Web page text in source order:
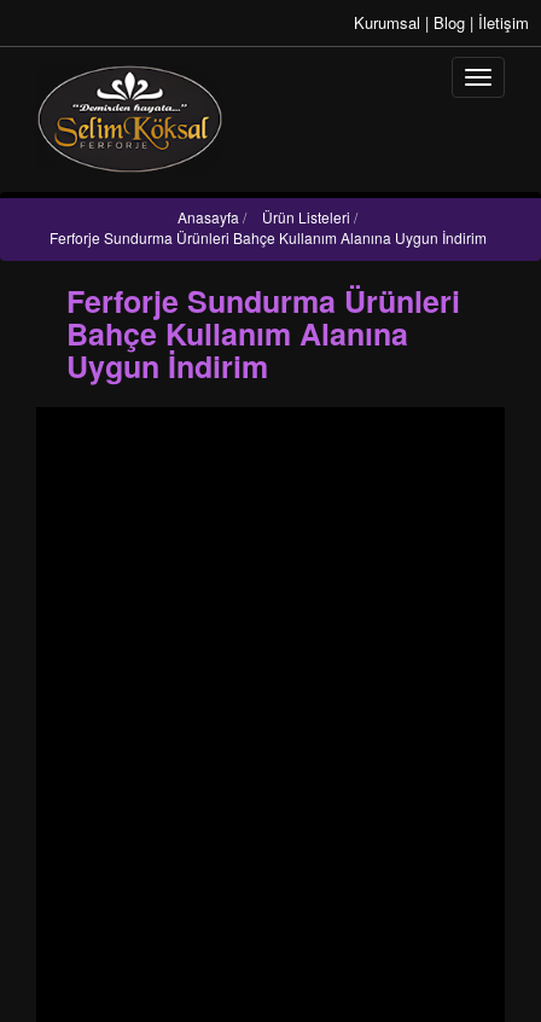
Kurumsal | Blog | İletişim
Anasayfa / Ürün Listeleri /
Ferforje Sundurma Ürünleri Bahçe Kullanım Alanına Uygun İndirim
Ferforje Sundurma Ürünleri
Bahçe Kullanım Alanına
Uygun İndirim